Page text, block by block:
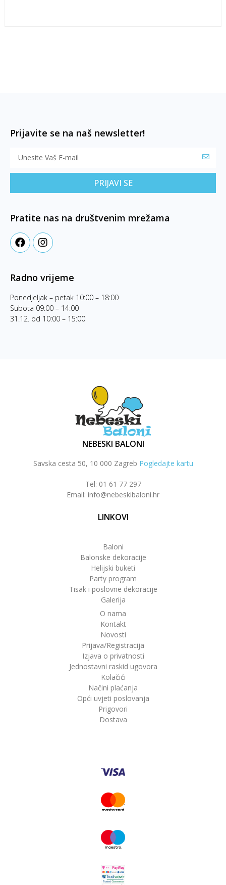
Prijavite se na naš newsletter!
PRIJAVI SE
Pratite nas na društvenim mrežama
Radno vrijeme
Ponedjeljak – petak 10:00 – 18:00
Subota 09:00 – 14:00
31.12. od 10:00 – 15:00
NEBESKI BALONI
Savska cesta 50, 10 000 Zagreb Pogledajte kartu
Tel: 01 61 77 297
Email: info@nebeskibaloni.hr
LINKOVI
Baloni
Balonske dekoracije
Helijski buketi
Party program
Tisak i poslovne dekoracije
Galerija
O nama
Kontakt
Novosti
Prijava/Registracija
Izjava o privatnosti
Jednostavni raskid ugovora
Kolačići
Načini plaćanja
Opći uvjeti poslovanja
Prigovori
Dostava